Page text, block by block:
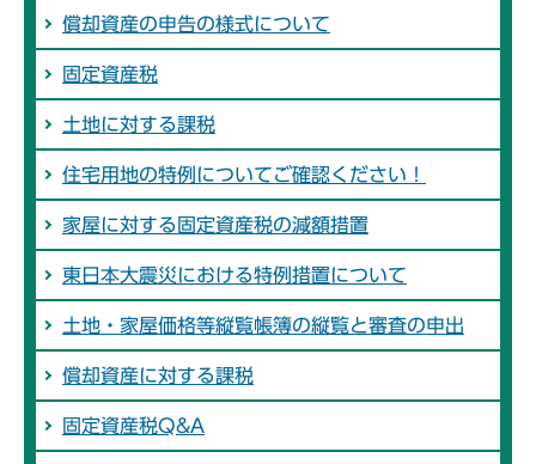
償却資産の申告の様式について
固定資産税
土地に対する課税
住宅用地の特例についてご確認ください！
家屋に対する固定資産税の減額措置
東日本大震災における特例措置について
土地・家屋価格等縦覧帳簿の縦覧と審査の申出
償却資産に対する課税
固定資産税Q&A